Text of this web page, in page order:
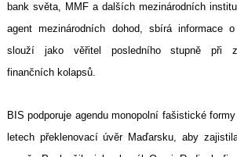
bank světa, MMF a dalších mezinárodních
agent mezinárodních dohod, sbírá informace
slouží jako věřitel posledního stupně při
finančních kolapsů.
BIS podporuje agendu monopolní fašistické
letech překlenovací úvěr Maďarsku, aby